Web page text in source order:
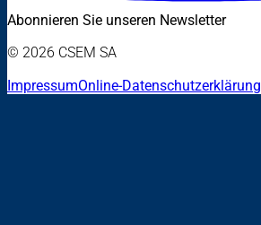
Abonnieren Sie unseren Newsletter
© 2026 CSEM SA
ImpressumOnline-Datenschutzerklärung